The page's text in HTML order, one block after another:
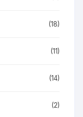
(18)
(11)
(14)
(2)